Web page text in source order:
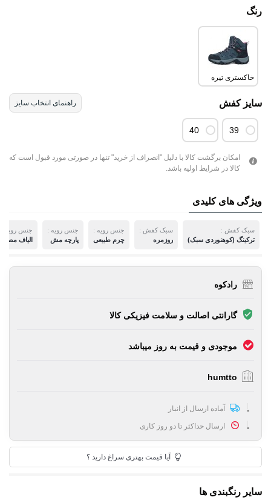
رنگ
خاکستری تیره
سایز کفش راهنمای انتخاب سایز
39
40
امکان برگشت کالا با دلیل "انصراف از خرید" تنها در صورتی مورد قبول است که
کالا در شرایط اولیه باشد.
ویژگی های کلیدی
سبک کفش :
ترکینگ (کوهنوردی سبک)
سبک کفش :
روزمره
جنس رویه :
چرم طبیعی
جنس رویه :
پارچه مش
جنس رویه :
الیاف
رادکوه
گارانتی اصالت و سلامت فیزیکی کالا
موجودی و قیمت به روز میباشد
humtto
آماده ارسال از انبار
ارسال حداکثر تا دو روز کاری
آیا قیمت بهتری سراغ دارید ؟
سایر رنگبندی ها